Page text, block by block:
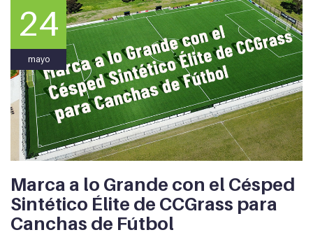
24
mayo
Marca a lo Grande con el Césped
Sintético Élite de CCGrass para
Canchas de Fútbol